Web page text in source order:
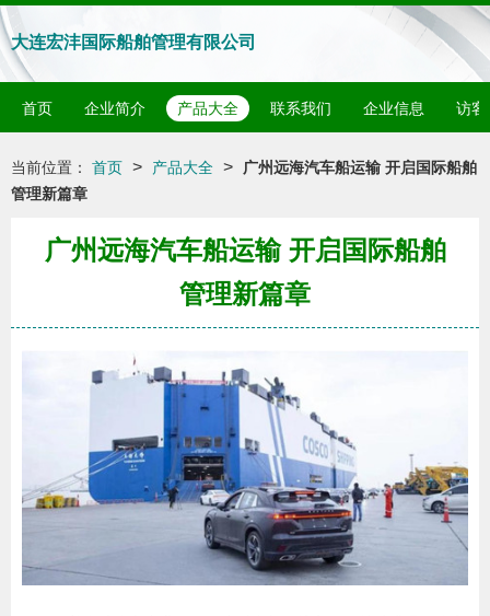
大连宏沣国际船舶管理有限公司
首页 企业简介 产品大全 联系我们 企业信息 访客
当前位置： 首页 > 产品大全 >
广州远海汽车船运输 开启国际船舶
管理新篇章
广州远海汽车船运输 开启国际船舶
管理新篇章